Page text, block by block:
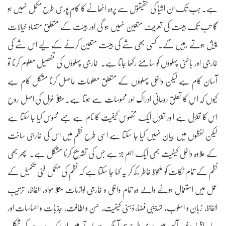
ہے۔ جب تک ان اشیا کی حقیقتوں سے پردہ اٹھانے کا کام پوری طرح مکمّل نہیں ہو
گا تب تک ہیئت کی تعریف متعین نہیں ہو گی اور ہیئت کے متعلق متضاد خیالات
پیش ہوتے رہیں گے۔ کسی بھی شے کی ہیئت متعین کرنے کے لیے اس شے کی
خارجی اور باطنی پہلوؤں کو سامنے رکھا جاتا ہے۔ خارجی پہلوؤں کی تفصیل معلوم کرنا تو
آسان کام ہے لیکن داخلی پہلوؤں کے متعلق معلومات حاصل کرنا مشکل کام ہے
کیوں کہ اس کا تعلق روحانی ادراک اور محسوسات سے ہوتا ہے۔ مثلاً غزل کی اصل روح
اس کا تغزل ہے ا ور تغزل ایک مخصوس کیفیت کا نام ہے جسے محسوس کیا جا سکتا ہے
لیکن لفظوں میں بیان نہیں کیا جا سکتا ہے اسی طرح نظم میں اس کی خارجی ساخت
کے علاوہ داخلی کیفیت بھی ایک اہم جز ہے جس کی تشریح کرنا مشکل ہے۔ پھر بھی
نظم کے تمام نکات کو ملحوظِ خاطر رکھ کر یہ کہا جا سکتا ہے کہ نظم کی مکمل فنّی تکمیل کے
عمل میں استعمال ہونے والے وہ تمام داخلی و خارجی لوازمات مثلاً مواد، الفاظ، ترتیبِ
الفاظ، زبان و اسلوب، تہذیبی فضا، ذہنی کیفیت، حسن و لطافت، جذبات و احساسات اور